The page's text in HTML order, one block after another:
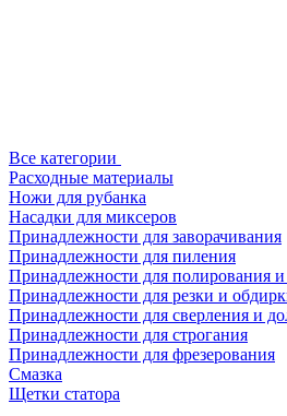
Все категории
Расходные материалы
Ножи для рубанка
Насадки для миксеров
Принадлежности для заворачивания
Принадлежности для пиления
Принадлежности для полирования
Принадлежности для резки и
Принадлежности для сверления и
Принадлежности для строгания
Принадлежности для фрезерования
Смазка
Щетки статора